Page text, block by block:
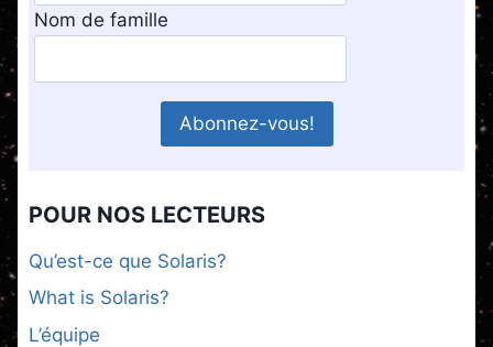
Nom de famille
POUR NOS LECTEURS
Qu’est-ce que Solaris?
What is Solaris?
L’équipe